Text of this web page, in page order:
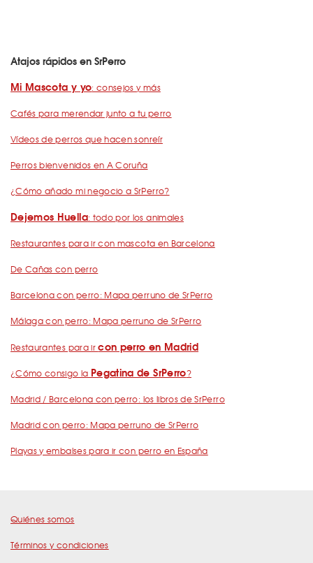
Atajos rápidos en SrPerro
Mi Mascota y yo: consejos y más
Cafés para merendar junto a tu perro
Vídeos de perros que hacen sonreír
Perros bienvenidos en A Coruña
¿Cómo añado mi negocio a SrPerro?
Dejemos Huella: todo por los animales
Restaurantes para ir con mascota en Barcelona
De Cañas con perro
Barcelona con perro: Mapa perruno de SrPerro
Málaga con perro: Mapa perruno de SrPerro
Restaurantes para ircon perro en Madrid
¿Cómo consigo la Pegatina de SrPerro?
Madrid / Barcelona con perro: los libros de SrPerro
Madrid con perro: Mapa perruno de SrPerro
Playas y embalses para ir con perro en España
Quiénes somos
Términos y condiciones